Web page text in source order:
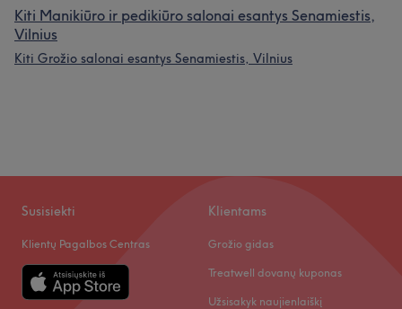
Aukštos kvalifikacijos Profesionalus
Išmanantis darbą Išskirtinis 11
Kiti Manikiūro ir pedikiūro salonai esantys Senamiestis,
Vilnius
Kiti Grožio salonai esantys Senamiestis, Vilnius
Susisiekti
Klientų Pagalbos Centras
Klientams
Grožio gidas
Treatwell dovanų kuponas
Užsisakyk naujienlaiškį